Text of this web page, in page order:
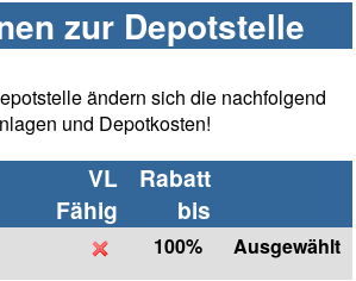
zur Depotstelle
ändern sich die nachfolgend
und Depotkosten!
VL
Fähig
Rabatt
bis
100%
Ausgewählt